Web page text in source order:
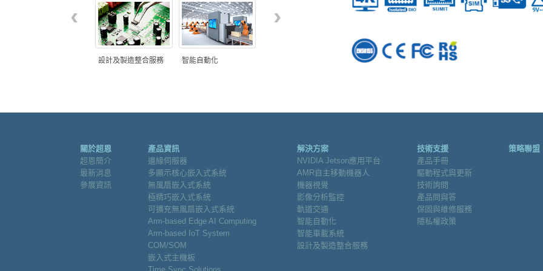
設計及製造整合服務 智能自動化
‹ ›
關於超恩
超恩簡介
最新消息
參展資訊
產品資訊
邊緣伺服器
多顯示核心嵌入式系統
無風扇嵌入式系統
極精巧嵌入式系統
可擴充無風扇嵌入式系統
Arm-based Edge AI Computing
Arm-based IoT System
COM/SOM
嵌入式主機板
解決方案
NVIDIA Jetson應用平台
AMR自主移動機器人
機器視覺
影像分析監控
軌道交通
智能自動化
智能車載系統
設計及製造整合服務
技術支援
產品手冊
驅動程式與更新
技術詢問
產品問與答
保固與維修服務
隱私權政策
策略聯盟